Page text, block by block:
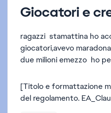
Giocatori e
ragazzi stamattina ho
giocatori,avevo
due milioni emezzo ho
[Titolo e formattazione
del regolamento.